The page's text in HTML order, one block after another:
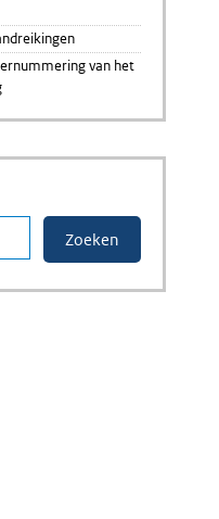
van het